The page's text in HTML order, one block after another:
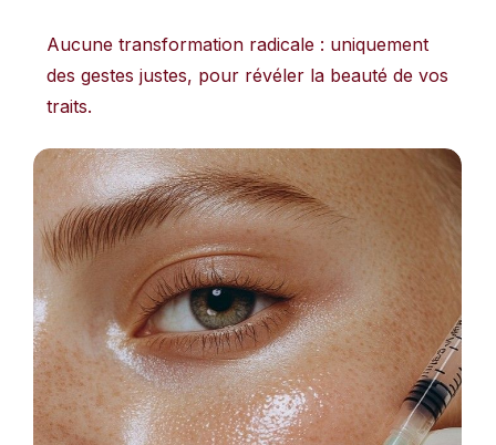
Aucune transformation radicale : uniquement
des gestes justes, pour révéler la beauté de vos
traits.